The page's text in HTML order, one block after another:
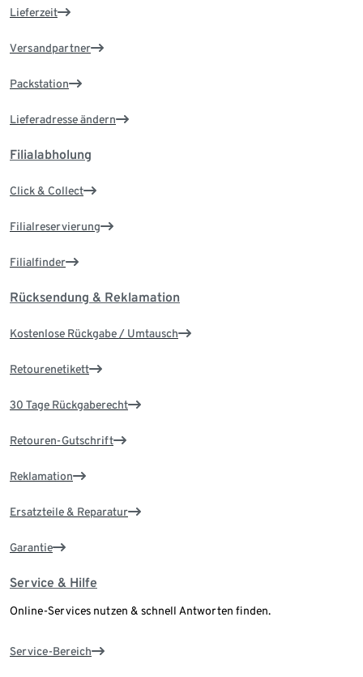
Lieferzeit
Versandpartner
Packstation
Lieferadresse ändern
Filialabholung
Click & Collect
Filialreservierung
Filialfinder
Rücksendung & Reklamation
Kostenlose Rückgabe / Umtausch
Retourenetikett
30 Tage Rückgaberecht
Retouren-Gutschrift
Reklamation
Ersatzteile & Reparatur
Garantie
Service & Hilfe
Online-Services nutzen & schnell Antworten finden.
Service-Bereich